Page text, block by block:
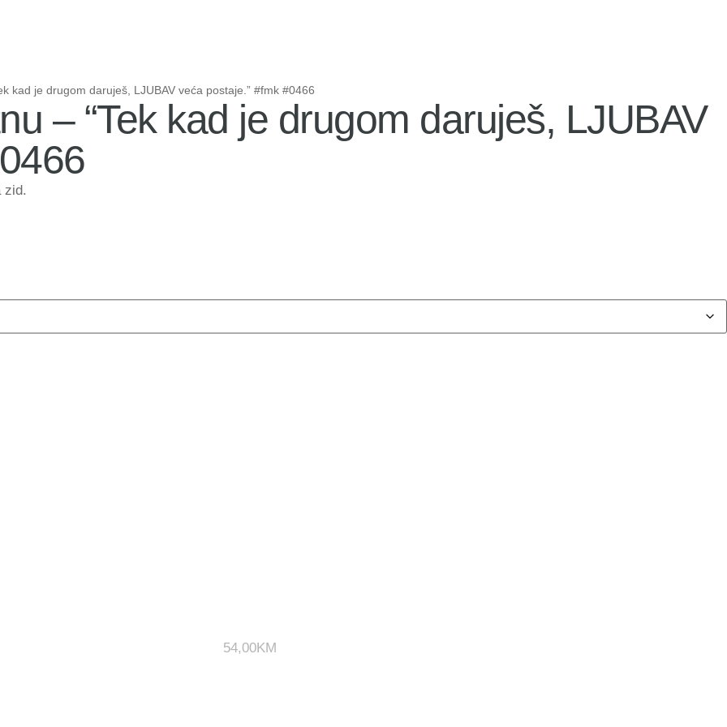
kad je drugom daruješ, LJUBAV veća postaje.” #fmk #0466
– “Tek kad je drugom daruješ, LJUBAV
zid.
54,00KM